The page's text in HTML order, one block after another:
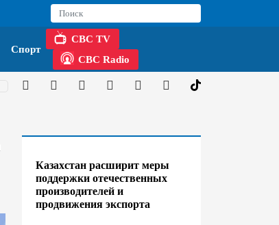
Спорт
CBC TV
CBC Radio
Казахстан расширит меры
поддержки отечественных
производителей и
продвижения экспорта